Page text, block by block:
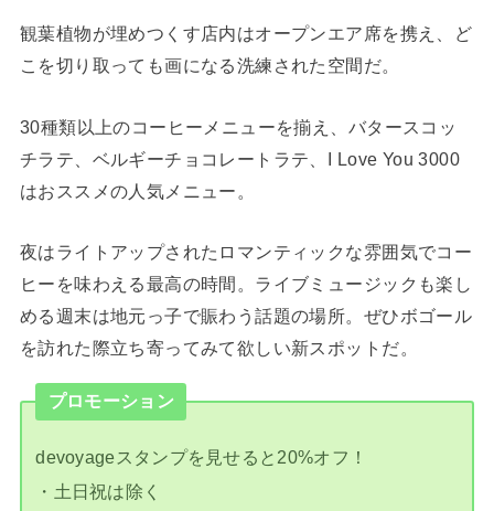
観葉植物が埋めつくす店内はオープンエア席を携え、ど
こを切り取っても画になる洗練された空間だ。
30種類以上のコーヒーメニューを揃え、バタースコッ
チラテ、ベルギーチョコレートラテ、I Love You 3000
はおススメの人気メニュー。
夜はライトアップされたロマンティックな雰囲気でコー
ヒーを味わえる最高の時間。ライブミュージックも楽し
める週末は地元っ子で賑わう話題の場所。ぜひボゴール
を訪れた際立ち寄ってみて欲しい新スポットだ。
プロモーション
devoyageスタンプを見せると20%オフ！
・土日祝は除く